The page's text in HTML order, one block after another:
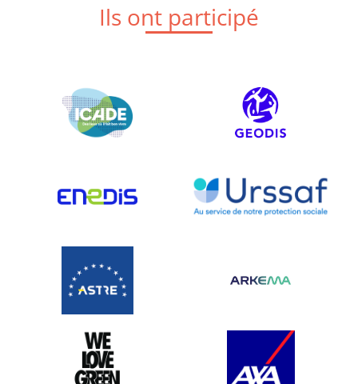
Ils ont participé